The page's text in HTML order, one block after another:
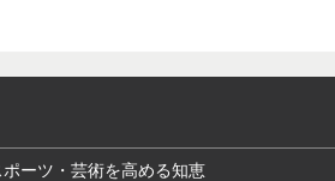
ポーツ・芸術を高める知恵